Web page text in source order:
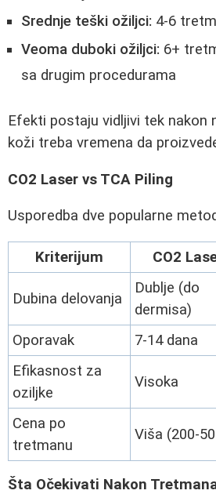
Srednje teški ožiljci: 4-6
Veoma duboki ožiljci: 6+
sa drugim procedurama
Efekti postaju vidljivi tek nakon
koži treba vremena da
CO2 Laser vs TCA Piling
Usporedba dve popularne
Kriterijum CO2
Dubina delovanja
Dublje (do
dermisa)
Oporavak 7-14 dana
Efikasnost za
oziljke
Visoka
Cena po
tretmanu
Viša (200-
Šta Očekivati Nakon